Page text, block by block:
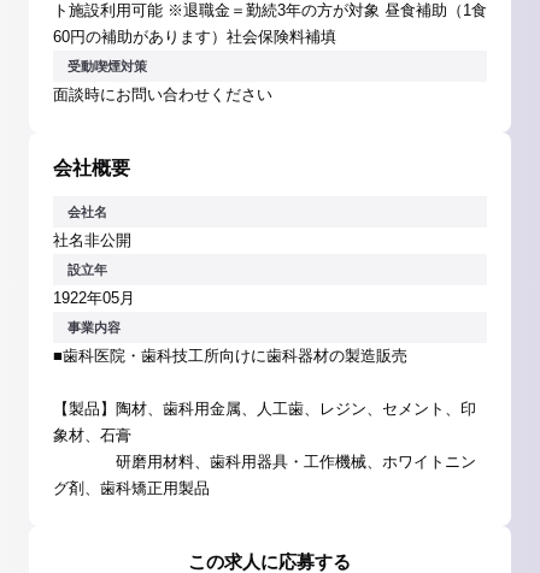
ト施設利用可能 ※退職金＝勤続3年の方が対象 昼食補助（1食
60円の補助があります）社会保険料補填
受動喫煙対策
面談時にお問い合わせください
会社概要
会社名
社名非公開
設立年
1922年05月
事業内容
■歯科医院・歯科技工所向けに歯科器材の製造販売
【製品】陶材、歯科用金属、人工歯、レジン、セメント、印
象材、石膏
研磨用材料、歯科用器具・工作機械、ホワイトニン
グ剤、歯科矯正用製品
この求人に応募する